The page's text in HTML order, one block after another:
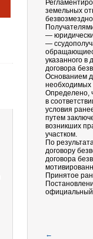
земельных
—
—
указанного в
договора
Основанием
необходимых
Определено,
в
условия
путем
возникших
участком.
По
договору
договора
Принятое
←